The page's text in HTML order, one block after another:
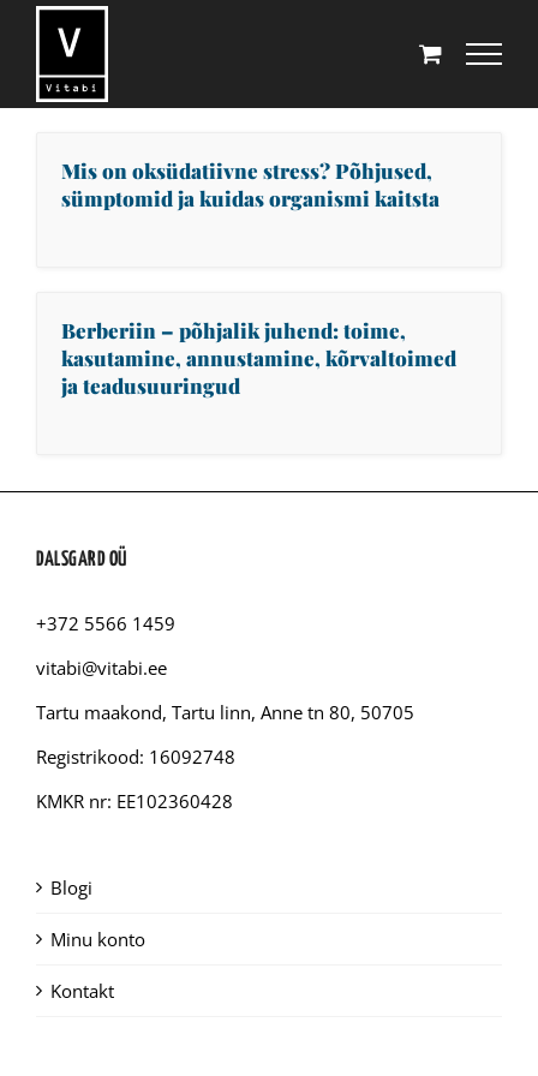
Mis on oksüdatiivne stress? Põhjused,
sümptomid ja kuidas organismi kaitsta
Berberiin – põhjalik juhend: toime,
kasutamine, annustamine, kõrvaltoimed
ja teadusuuringud
DALSGARD OÜ
+372 5566 1459
vitabi@vitabi.ee
Tartu maakond, Tartu linn, Anne tn 80, 50705
Registrikood: 16092748
KMKR nr: EE102360428
Blogi
Minu konto
Kontakt